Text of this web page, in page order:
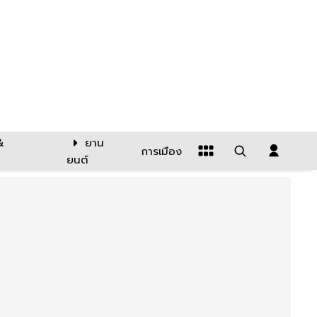
ยาน
ยนต์
การเมือง